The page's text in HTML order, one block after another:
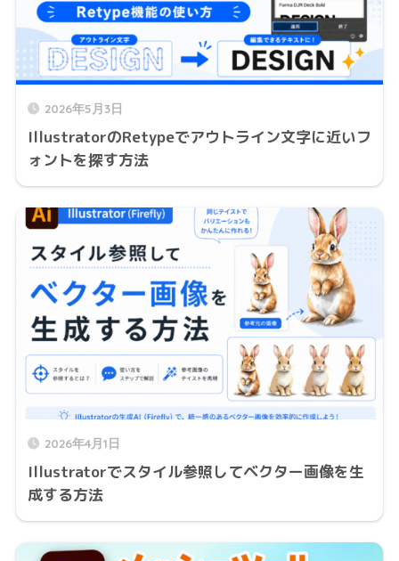
2026年5月3日
IllustratorのRetypeでアウトライン文字に近いフ
ォントを探す方法
2026年4月1日
Illustratorでスタイル参照してベクター画像を生
成する方法